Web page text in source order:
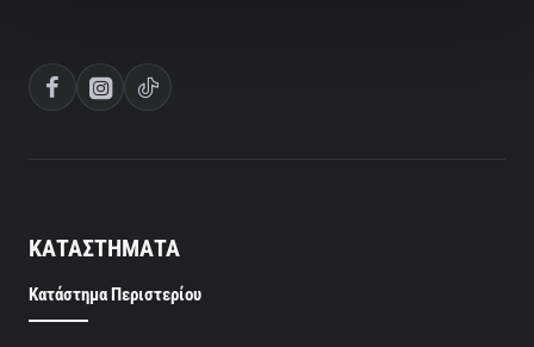
ΚΑΤΑΣΤΗΜΑΤΑ
Κατάστημα Περιστερίου